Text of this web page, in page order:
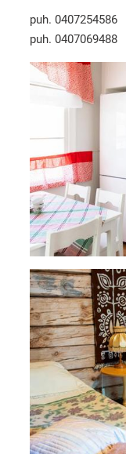
puh. 0407254586
puh. 0407069488